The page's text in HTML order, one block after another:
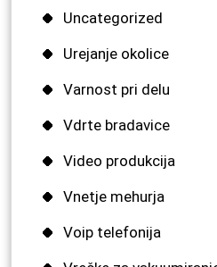
Uncategorized
Urejanje okolice
Varnost pri delu
Vdrte bradavice
Video produkcija
Vnetje mehurja
Voip telefonija